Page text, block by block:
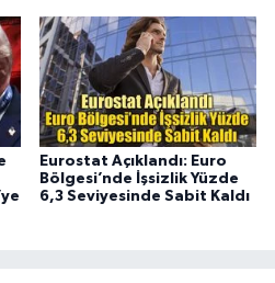
Eurostat Açıklandı: Euro
Bölgesi’nde İşsizlik Yüzde
6,3 Seviyesinde Sabit Kaldı